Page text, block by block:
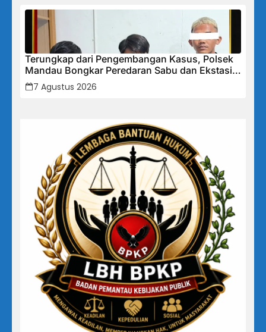
Terungkap dari Pengembangan Kasus, Polsek
Mandau Bongkar Peredaran Sabu dan Ekstasi
di Air Jamban, Tiga Pelaku Diamankan
7 Agustus 2026